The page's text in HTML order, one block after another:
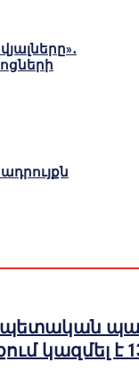
կազմել է